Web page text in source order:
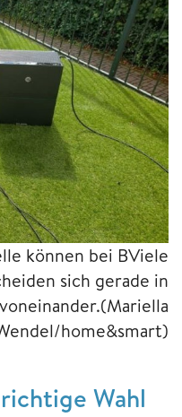
können bei BViele
sich gerade in
home&smart)
Wahl